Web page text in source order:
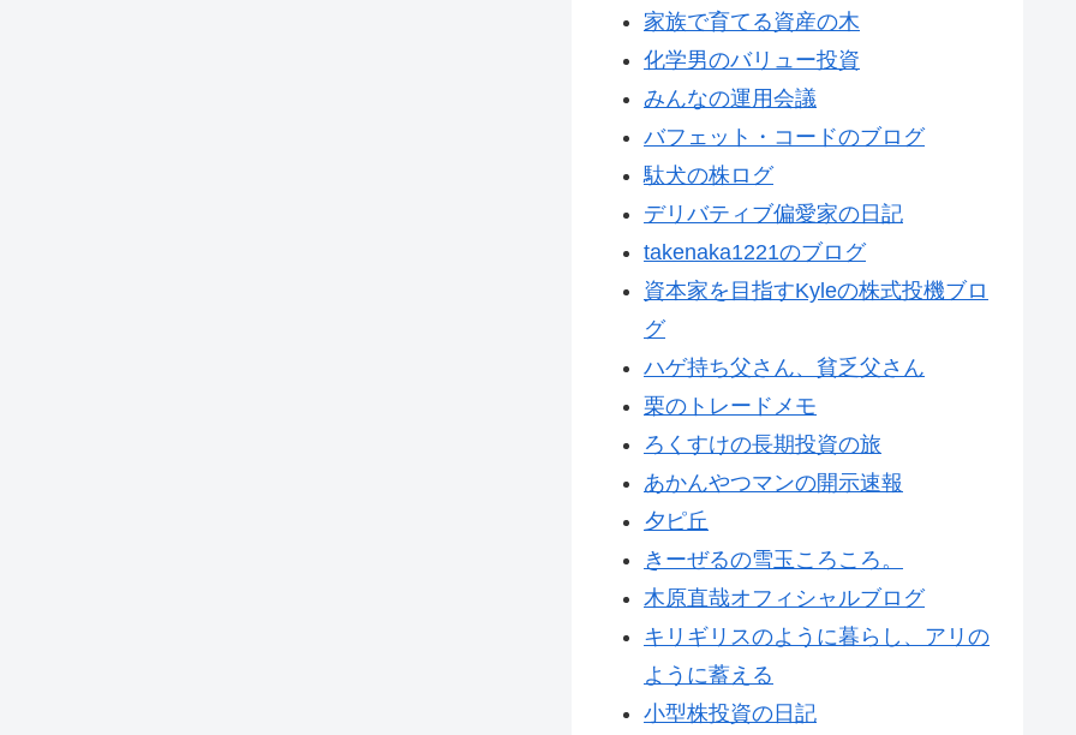
家族で育てる資産の木
化学男のバリュー投資
みんなの運用会議
バフェット・コードのブログ
駄犬の株ログ
デリバティブ偏愛家の日記
takenaka1221のブログ
資本家を目指すKyleの株式投機ブロ
グ
ハゲ持ち父さん、貧乏父さん
栗のトレードメモ
ろくすけの長期投資の旅
あかんやつマンの開示速報
夕ピ丘
きーぜるの雪玉ころころ。
木原直哉オフィシャルブログ
キリギリスのように暮らし、アリの
ように蓄える
小型株投資の日記